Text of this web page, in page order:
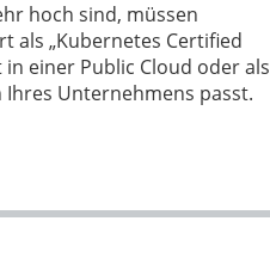
hoch sind, müssen
als „Kubernetes Certified
einer Public Cloud oder als
Ihres Unternehmens passt.